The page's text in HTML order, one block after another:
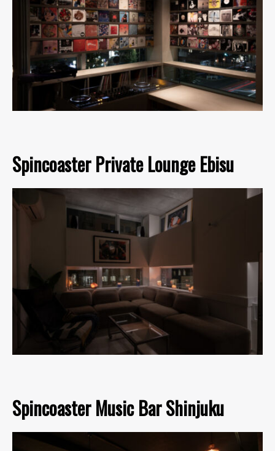
Spincoaster Private Lounge Ebisu
Spincoaster Music Bar Shinjuku